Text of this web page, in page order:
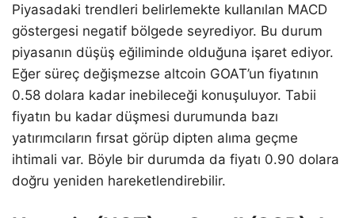
Piyasadaki trendleri belirlemekte kullanılan MACD
göstergesi negatif bölgede seyrediyor. Bu durum
piyasanın düşüş eğiliminde olduğuna işaret ediyor.
Eğer süreç değişmezse altcoin GOAT’un fiyatının
0.58 dolara kadar inebileceği konuşuluyor. Tabii
fiyatın bu kadar düşmesi durumunda bazı
yatırımcıların fırsat görüp dipten alıma geçme
ihtimali var. Böyle bir durumda da fiyatı 0.90 dolara
doğru yeniden hareketlendirebilir.